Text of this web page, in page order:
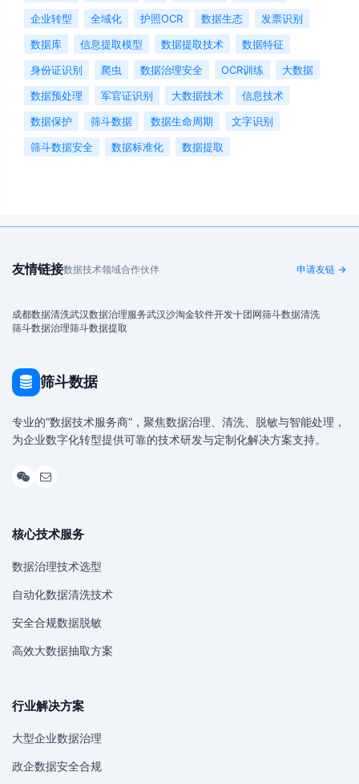
企业转型
全域化 护照OCR 数据生态
发票识别
数据库
信息提取模型 数据提取技术
数据特征
身份证识别
爬虫 数据治理安全 OCR训练
大数据
数据预处理
军官证识别 大数据技术
信息技术
数据保护
筛斗数据 数据生命周期
文字识别
筛斗数据安全
数据标准化 数据提取
友情链接数据技术领域合作伙伴 申请友链 →
成都数据清洗武汉数据治理服务武汉沙淘金软件开发十团网筛斗数据清洗
筛斗数据治理筛斗数据提取
筛斗数据
专业的“数据技术服务商”，聚焦数据治理、清洗、脱敏与智能处理，
为企业数字化转型提供可靠的技术研发与定制化解决方案支持。
核心技术服务
数据治理技术选型
自动化数据清洗技术
安全合规数据脱敏
高效大数据抽取方案
行业解决方案
大型企业数据治理
政企数据安全合规